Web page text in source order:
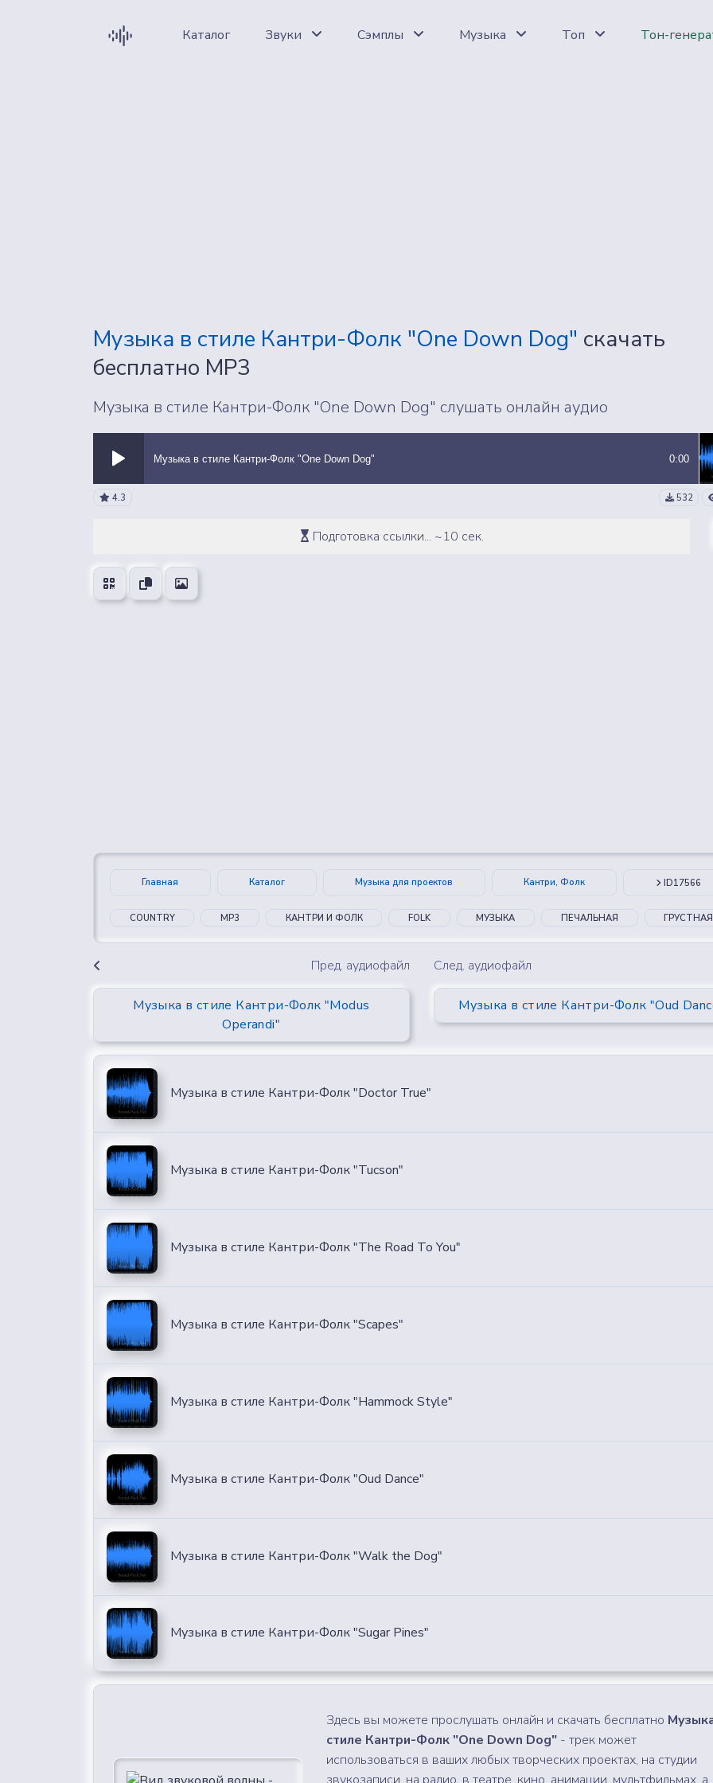
Каталог Звуки Сэмплы Музыка Топ Тон-
Музыка в стиле Кантри-Фолк "One Down Dog" скачать
бесплатно MP3
Музыка в стиле Кантри-Фолк "One Down Dog" слушать онлайн аудио
Музыка в стиле Кантри-Фолк "One Down Dog" 0:00
4.3 532
Подготовка ссылки... ~10 сек.
Главная Каталог Музыка для проектов Кантри, Фолк ID17566
COUNTRY MP3 КАНТРИ И ФОЛК FOLK МУЗЫКА ПЕЧАЛЬНАЯ ГРУСТНАЯ
Пред. аудиофайл
Музыка в стиле Кантри-Фолк "Modus
Operandi"
След. аудиофайл
Музыка в стиле Кантри-Фолк "Oud
Музыка в стиле Кантри-Фолк "Doctor True"
Музыка в стиле Кантри-Фолк "Tucson"
Музыка в стиле Кантри-Фолк "The Road To You"
Музыка в стиле Кантри-Фолк "Scapes"
Музыка в стиле Кантри-Фолк "Hammock Style"
Музыка в стиле Кантри-Фолк "Oud Dance"
Музыка в стиле Кантри-Фолк "Walk the Dog"
Музыка в стиле Кантри-Фолк "Sugar Pines"
Здесь вы можете прослушать онлайн и скачать бесплатно
стиле Кантри-Фолк "One Down Dog" - трек может
использоваться в ваших любых творческих проектах, на студии